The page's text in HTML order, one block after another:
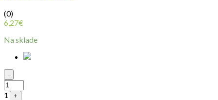
(0)
6,27€
Na sklade
Quantity
-
1 +